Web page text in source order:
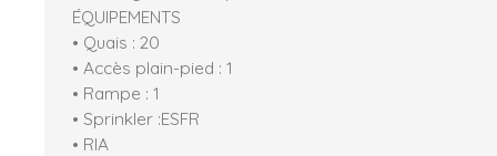
ÉQUIPEMENTS
• Quais : 20
• Accès plain-pied : 1
• Rampe : 1
• Sprinkler :ESFR
• RIA